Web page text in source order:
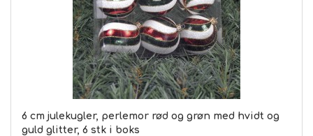
6 cm julekugler, perlemor rød og grøn med hvidt og
guld glitter, 6 stk i boks